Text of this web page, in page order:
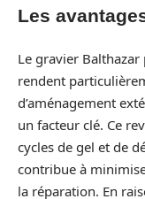
Les
Le gravier
rendent
d’aménagement
un facteur clé. Ce
cycles de gel et de
contribue à
la réparation. En